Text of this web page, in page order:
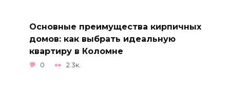
Основные преимущества кирпичных
домов: как выбрать идеальную
квартиру в Коломне
0 2.3к.